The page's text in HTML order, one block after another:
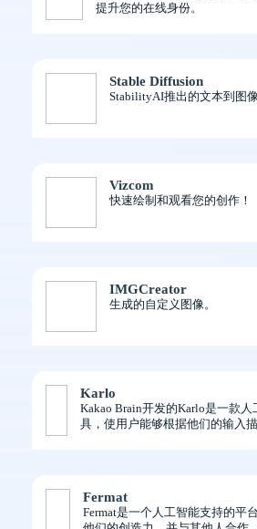
提升您的在线身份。
Stable Diffusion
StabilityAI推出的文本到图
Vizcom
快速绘制和观看您的创作！
IMGCreator
生成的自定义图像。
Karlo
Kakao Brain开发的Karlo是一款人
具，使用户能够根据他们的输入
Fermat
Fermat是一个人工智能支持的平